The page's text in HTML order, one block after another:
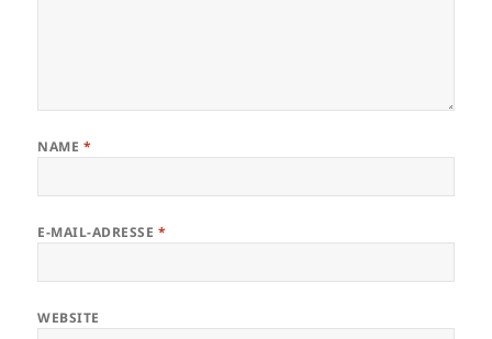
NAME *
E-MAIL-ADRESSE *
WEBSITE